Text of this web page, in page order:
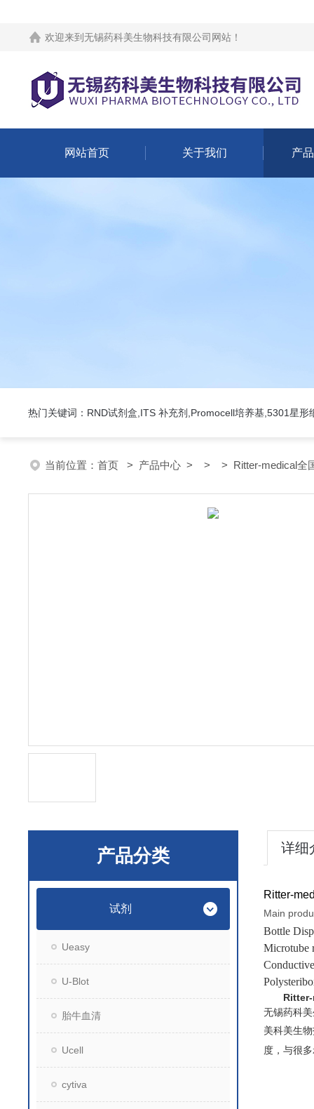
欢迎来到 无锡药科美生物科技有限公司网站 ！
网站首页 关于我们 产
热门关键词：RND试剂盒,ITS 补充剂,Promocell培养基,5301星形
当前位置： 首页 > 产品中心 > > > Ritter-medical全
产品分类
试剂
Ueasy
U-Blot
胎牛血清
Ucell
cytiva
详细
Ritter-
Main
Bottle
Microtube
无锡药科
美科美生
度，与很多